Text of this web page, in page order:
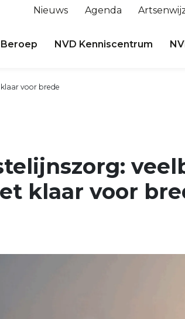
Nieuws Agenda
Beroep NVD Kenniscentrum
voor brede
klaar voor